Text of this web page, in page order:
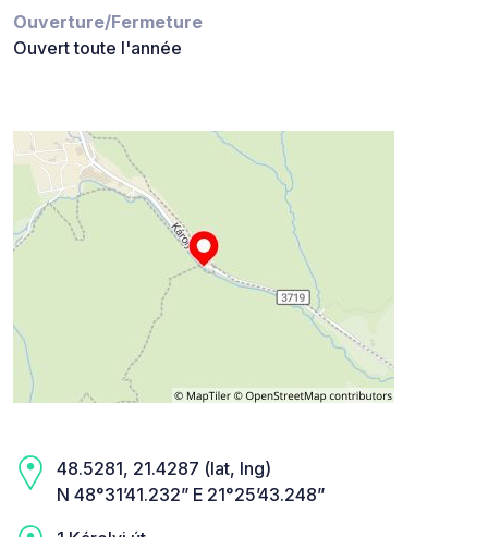
Ouverture/Fermeture
Ouvert toute l'année
48.5281, 21.4287 (lat, lng)
N 48°31’41.232” E 21°25’43.248”